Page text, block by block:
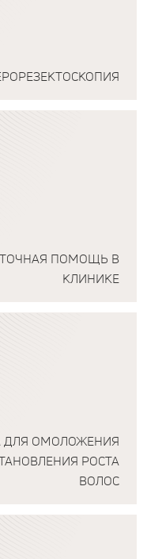
ПОМОЩЬ В
КЛИНИКЕ
ДЛЯ ОМОЛОЖЕНИЯ
РОСТА
ВОЛОС